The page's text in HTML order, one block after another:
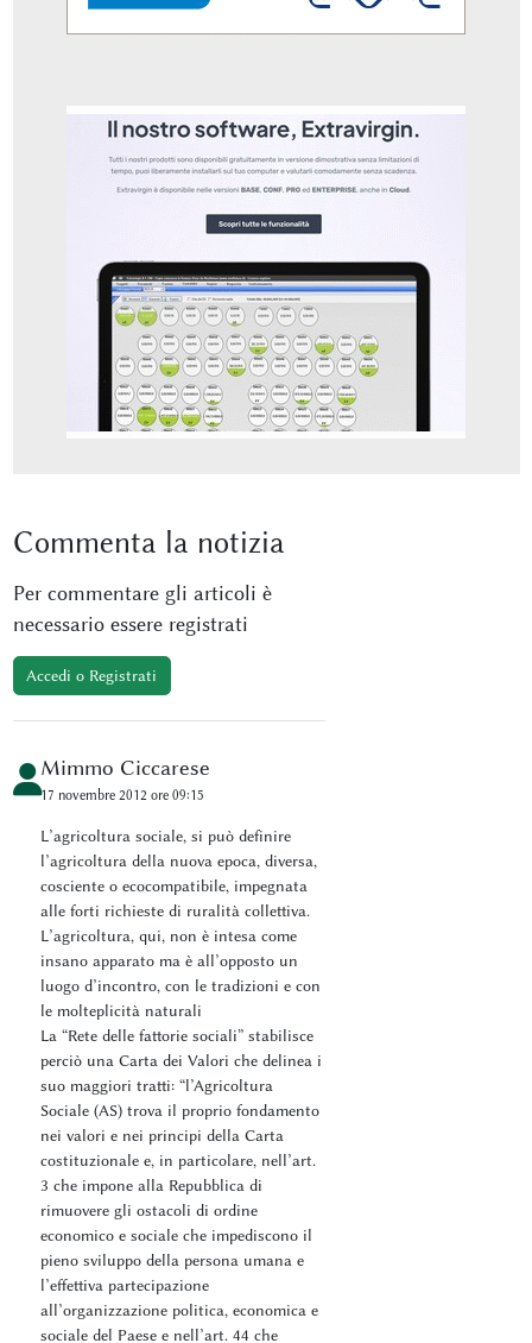
Commenta la notizia
Per commentare gli articoli è
necessario essere registrati
Accedi o Registrati
Mimmo Ciccarese
17 novembre 2012 ore 09:15
L’agricoltura sociale, si può definire
l’agricoltura della nuova epoca, diversa,
cosciente o ecocompatibile, impegnata
alle forti richieste di ruralità collettiva.
L’agricoltura, qui, non è intesa come
insano apparato ma è all’opposto un
luogo d’incontro, con le tradizioni e con
le molteplicità naturali
La “Rete delle fattorie sociali” stabilisce
perciò una Carta dei Valori che delinea i
suo maggiori tratti: “l’Agricoltura
Sociale (AS) trova il proprio fondamento
nei valori e nei principi della Carta
costituzionale e, in particolare, nell’art.
3 che impone alla Repubblica di
rimuovere gli ostacoli di ordine
economico e sociale che impediscono il
pieno sviluppo della persona umana e
l’effettiva partecipazione
all’organizzazione politica, economica e
sociale del Paese e nell’art. 44 che